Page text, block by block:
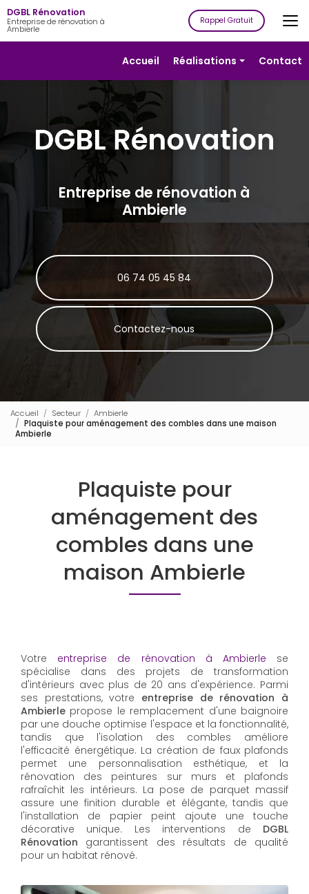
Aller
au
contenu
principal
Accueil
Réalisations
Plâtrerie
Revêtement
de sols
de murs
Contact
DGBL Rénovation
Entreprise de rénovation à
Ambierle
Rappel Gratuit
Entreprise de rénovation à
Ambierle
06 74 05 45 84
Contactez-nous
Accueil Secteur
Ambierle
Plaquiste pour aménagement des combles dans une maison
Ambierle
Plaquiste pour
aménagement des
combles dans une
maison Ambierle
Votre entreprise de rénovation à Ambierle se
spécialise dans des projets de transformation
d'intérieurs avec plus de 20 ans d'expérience. Parmi
ses prestations, votre entreprise de rénovation à
Ambierle propose le remplacement d'une baignoire
par une douche optimise l'espace et la fonctionnalité,
tandis que l'isolation des combles améliore
l'efficacité énergétique. La création de faux plafonds
permet une personnalisation esthétique, et la
rénovation des peintures sur murs et plafonds
rafraîchit les intérieurs. La pose de parquet massif
assure une finition durable et élégante, tandis que
l'installation de papier peint ajoute une touche
décorative unique. Les interventions de DGBL
Rénovation garantissent des résultats de qualité
pour un habitat rénové.